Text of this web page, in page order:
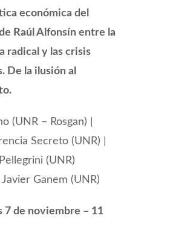
económica del
Raúl Alfonsín entre la
radical y las crisis
De la ilusión al
(UNR – Rosgan) |
Secreto (UNR) |
(UNR)
Ganem (UNR)
7 de noviembre – 11